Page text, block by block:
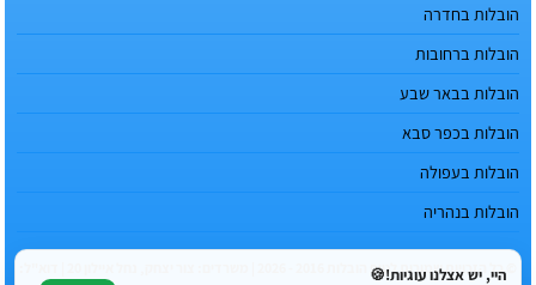
הובלות בחדרה
הובלות ברחובות
הובלות בבאר שבע
הובלות בכפר סבא
הובלות בעפולה
הובלות בנהריה
היי, יש אצלנו עוגיות!🍪